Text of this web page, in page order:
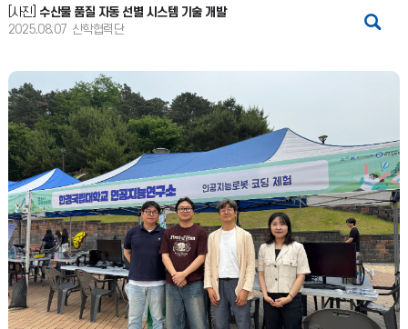
[사진] 수산물 품질 자동 선별 시스템 기술 개발
2025.08.07 산학협력단